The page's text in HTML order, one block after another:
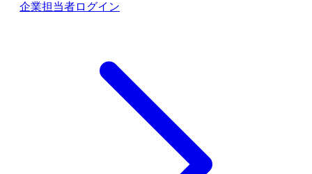
企業担当者ログイン